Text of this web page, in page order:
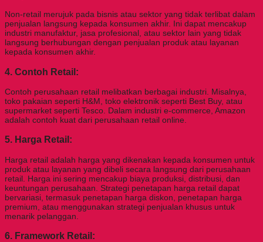
Non-retail merujuk pada bisnis atau sektor yang tidak terlibat dalam
penjualan langsung kepada konsumen akhir. Ini dapat mencakup
industri manufaktur, jasa profesional, atau sektor lain yang tidak
langsung berhubungan dengan penjualan produk atau layanan
kepada konsumen akhir.
4. Contoh Retail:
Contoh perusahaan retail melibatkan berbagai industri. Misalnya,
toko pakaian seperti H&M, toko elektronik seperti Best Buy, atau
supermarket seperti Tesco. Dalam industri e-commerce, Amazon
adalah contoh kuat dari perusahaan retail online.
5. Harga Retail:
Harga retail adalah harga yang dikenakan kepada konsumen untuk
produk atau layanan yang dibeli secara langsung dari perusahaan
retail. Harga ini sering mencakup biaya produksi, distribusi, dan
keuntungan perusahaan. Strategi penetapan harga retail dapat
bervariasi, termasuk penetapan harga diskon, penetapan harga
premium, atau menggunakan strategi penjualan khusus untuk
menarik pelanggan.
6. Framework Retail: